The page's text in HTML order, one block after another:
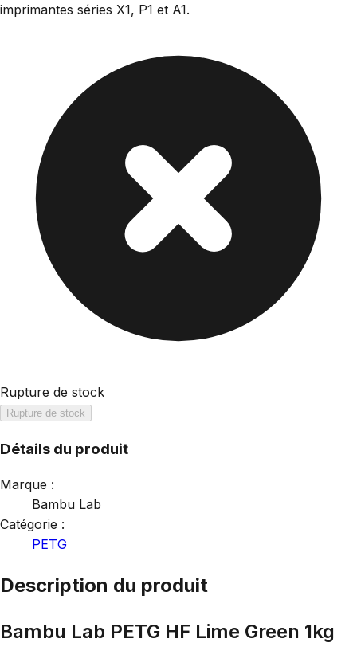
imprimantes séries X1, P1 et A1.
Rupture de stock
Rupture de stock
Détails du produit
Marque :
Bambu Lab
Catégorie :
PETG
Description du produit
Bambu Lab PETG HF Lime Green 1kg